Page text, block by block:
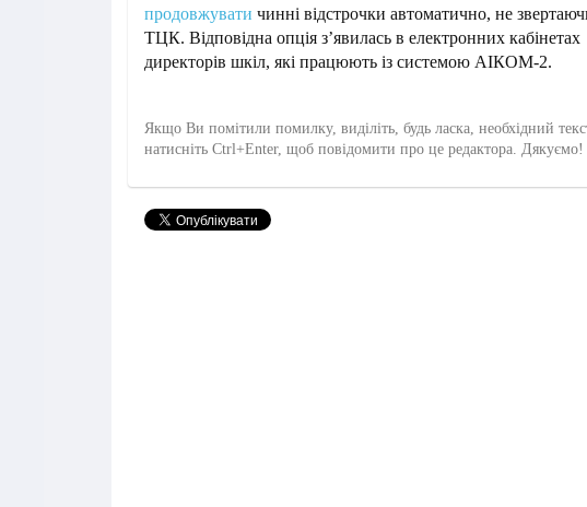
продовжувати чинні відстрочки автоматично, не
ТЦК. Відповідна опція з’явилась в електронних кабінетах
директорів шкіл, які працюють із системою АІКОМ-2.
Якщо Ви помітили помилку, виділіть, будь ласка, необхідний
натисніть Ctrl+Enter, щоб повідомити про це редактора. Дякуємо!